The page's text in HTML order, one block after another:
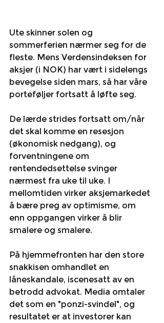
Ute skinner solen og
sommerferien nærmer seg for de
fleste. Mens Verdensindeksen for
aksjer (i NOK) har vært i sidelengs
bevegelse siden mars, så har våre
porteføljer fortsatt å løfte seg.
De lærde strides fortsatt om/når
det skal komme en resesjon
(økonomisk nedgang), og
forventningene om
rentendedsettelse svinger
nærmest fra uke til uke. I
mellomtiden virker aksjemarkedet
å bære preg av optimisme, om
enn oppgangen virker å blir
smalere og smalere.
På hjemmefronten har den store
snakkisen omhandlet en
låneskandale, iscenesatt av en
betrodd advokat. Media omtaler
det som en "ponzi-svindel", og
resultatet er at investorer kan